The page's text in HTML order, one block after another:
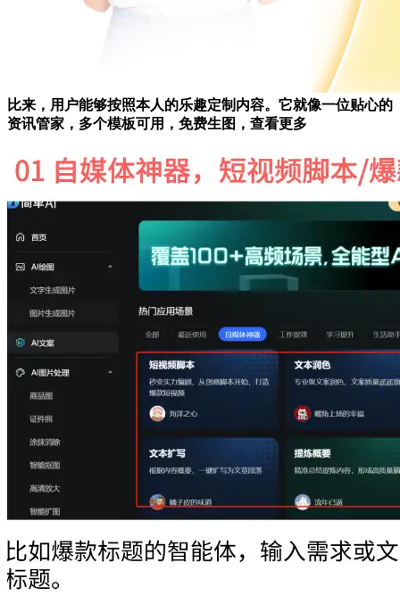
比来，用户能够按照本人的乐趣定制内容。它就像一位贴心的
资讯管家，多个模板可用，免费生图，查看更多